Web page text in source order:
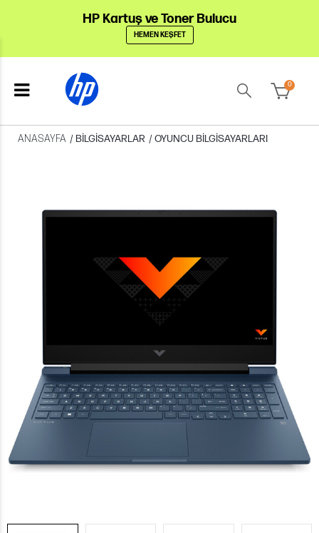
HP Kartuş ve Toner Bulucu
HEMEN KEŞFET
0
ANASAYFA /BILGISAYARLAR /OYUNCU BILGISAYARLARI